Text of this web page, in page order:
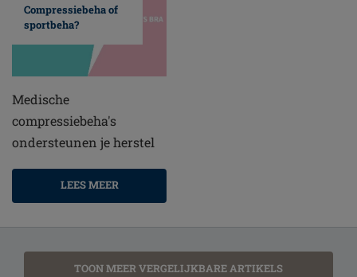
Compressiebeha of
sportbeha?
Medische
compressiebeha's
ondersteunen je herstel
LEES MEER
TOON MEER VERGELIJKBARE ARTIKELS